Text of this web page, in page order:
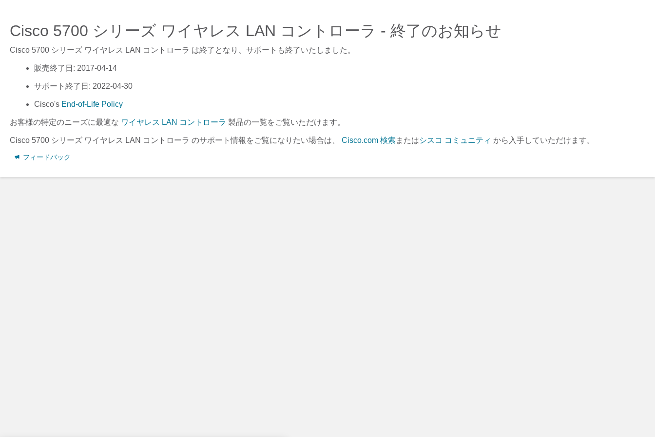
Cisco 5700 シリーズ ワイヤレス LAN コントローラ - 終了のお知らせ
Cisco 5700 シリーズ ワイヤレス LAN コントローラ は終了となり、サポートも終了いたしました。
販売終了日 : 2017-04-14
サポート終了日 : 2022-04-30
Cisco's End-of-Life Policy
お客様の特定のニーズに最適な ワイヤレス LAN コントローラ 製品の一覧をご覧いただけます。
Cisco 5700 シリーズ ワイヤレス LAN コントローラ のサポート情報をご覧になりたい場合は、 Cisco.com 検索 またはシスコ コミュニティ から入手していただけます。
フィードバック